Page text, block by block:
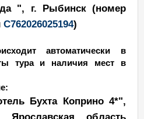
", г. Рыбинск (номер
С762026025194)
автоматически в
тура и наличия мест в
Бухта Коприно 4*",